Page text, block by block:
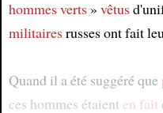
hommes verts» vêtus
militairesrusses ont fait
Quand il a été suggéré que
ces hommes étaient en fait